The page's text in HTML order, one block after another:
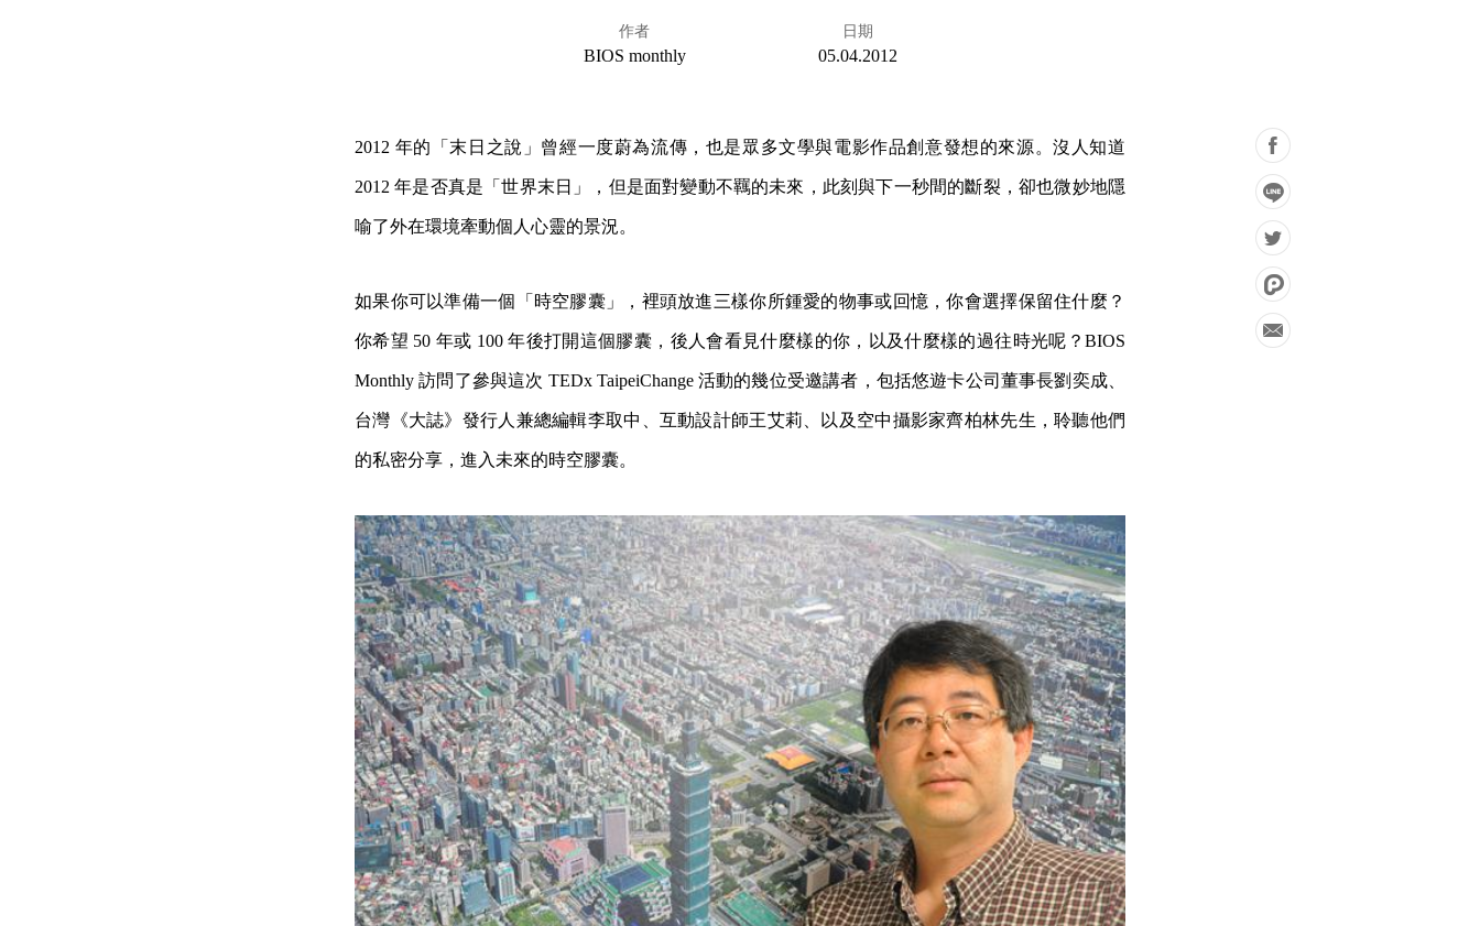
作者
BIOS monthly
日期
05.04.2012
2012 年的「末日之說」曾經一度蔚為流傳，也是眾多文學與電影作品創意發想的來源。沒人知道
2012 年是否真是「世界末日」，但是面對變動不羈的未來，此刻與下一秒間的斷裂，卻也微妙地隱
喻了外在環境牽動個人心靈的景況。
如果你可以準備一個「時空膠囊」，裡頭放進三樣你所鍾愛的物事或回憶，你會選擇保留住什麼？
你希望 50 年或 100 年後打開這個膠囊，後人會看見什麼樣的你，以及什麼樣的過往時光呢？BIOS
Monthly 訪問了參與這次 TEDx TaipeiChange 活動的幾位受邀講者，包括悠遊卡公司董事長劉奕成、
台灣《大誌》發行人兼總編輯李取中、互動設計師王艾莉、以及空中攝影家齊柏林先生，聆聽他們
的私密分享，進入未來的時空膠囊。